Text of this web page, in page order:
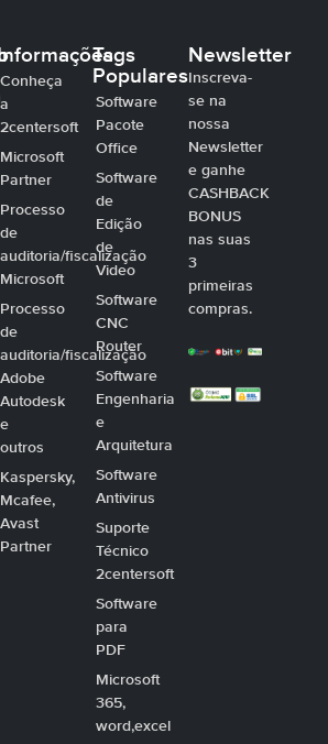
Conheça
a
2centersoft
Microsoft
Partner
Processo
de
auditoria/fiscalização
Microsoft
Processo
de
auditoria/fiscalização
Adobe
Autodesk
e
outros
Kaspersky,
Mcafee,
Avast
Partner
Tags
Populares
Software
Pacote
Office
Software
de
Edição
de
Video
Software
CNC
Router
Software
Engenharia
e
Arquitetura
Software
Antivirus
Suporte
Técnico
2centersoft
Software
para
PDF
Microsoft
365,
word,excel
Newsletter
Inscreva-
se na
nossa
Newsletter
e ganhe
CASHBACK
BONUS
nas suas
3
primeiras
compras.